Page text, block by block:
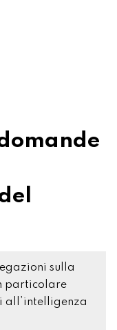
sulla
particolare
all’intelligenza